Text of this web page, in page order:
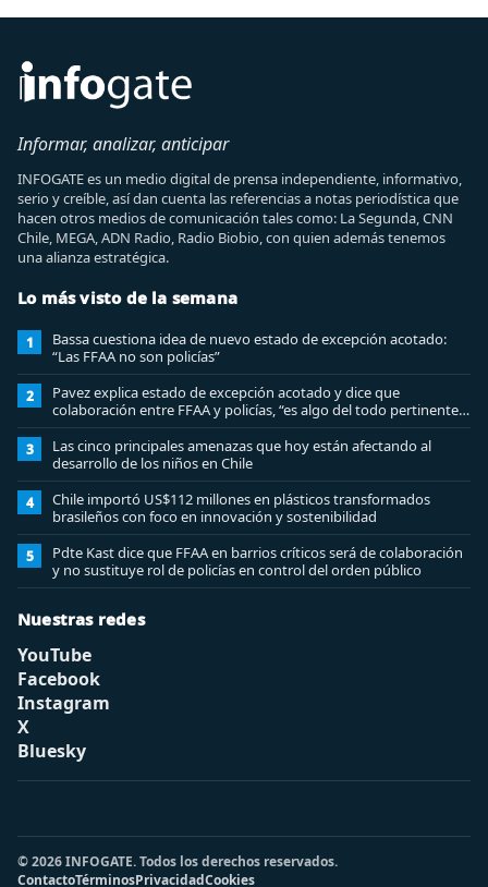
Informar, analizar, anticipar
INFOGATE es un medio digital de prensa independiente, informativo,
serio y creíble, así dan cuenta las referencias a notas periodística que
hacen otros medios de comunicación tales como: La Segunda, CNN
Chile, MEGA, ADN Radio, Radio Biobio, con quien además tenemos
una alianza estratégica.
Lo más visto de la semana
1
Bassa cuestiona idea de nuevo estado de excepción acotado:
“Las FFAA no son policías”
2
Pavez explica estado de excepción acotado y dice que
colaboración entre FFAA y policías, “es algo del todo pertinente
analizar”
3
Las cinco principales amenazas que hoy están afectando al
desarrollo de los niños en Chile
4
Chile importó US$112 millones en plásticos transformados
brasileños con foco en innovación y sostenibilidad
5
Pdte Kast dice que FFAA en barrios críticos será de colaboración
y no sustituye rol de policías en control del orden público
Nuestras redes
YouTube
Facebook
Instagram
X
Bluesky
© 2026 INFOGATE. Todos los derechos reservados.
ContactoTérminosPrivacidadCookies